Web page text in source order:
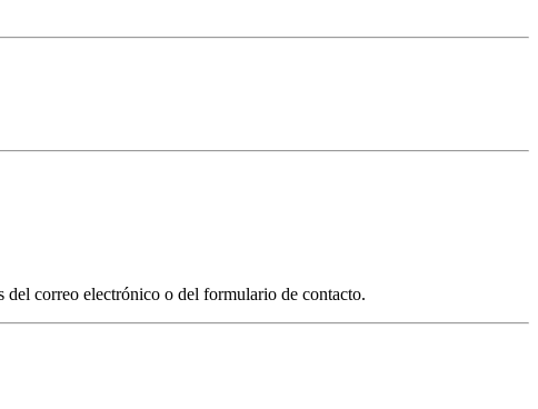
del correo electrónico o del formulario de contacto.